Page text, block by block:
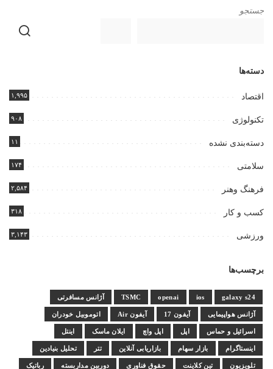
جستجو
دسته‌ها
اقتصاد ۱,۹۹۵
تکنولوژی ۹۰۸
دسته‌بندی نشده ۱۱
سلامتی ۱۷۴
فرهنگ وهنر ۲,۵۸۴
کسب و کار ۳۱۸
ورزشی ۳,۱۴۳
برچسب‌ها
galaxy s24
ios
openai
TSMC آژانس مسافرتی
آژانس هواپیمایی آیفون 17 آیفون Air اتوموبیل خودران
اسرائیل و حماس اپل اپل واچ ایلان ماسک اینتل
اینستاگرام بازار سهام بازاریابی آنلاین تتر تحلیل بنیادین
تلویزیون تین کلاینت حقوق فناوری دوربین مداربسته رباتیک